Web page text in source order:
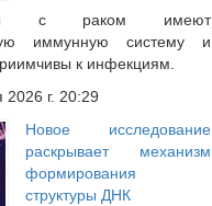
с раком имеют
иммунную систему и
к инфекциям.
2026 г. 20:29
Новое исследование
раскрывает механизм
формирования
структуры ДНК